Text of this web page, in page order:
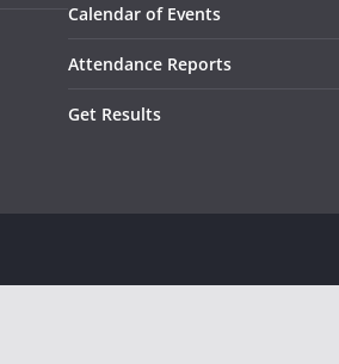
Calendar of Events
Attendance Reports
Get Results